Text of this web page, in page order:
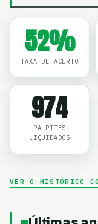
52%
TAXA DE ACERTO
974
PALPITES
LIQUIDADOS
VER O HISTÓRICO